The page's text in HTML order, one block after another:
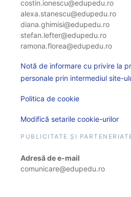
costin.ionescu@edupedu.ro
alexa.stanescu@edupedu.ro
diana.ghimisi@edupedu.ro
stefan.lefter@edupedu.ro
ramona.florea@edupedu.ro
Notă de informare cu privire la
personale prin intermediul site-
Politica de cookie
Modifică setarile cookie-urilor
PUBLICITATE ȘI
Adresă de e-mail
comunicare@edupedu.ro